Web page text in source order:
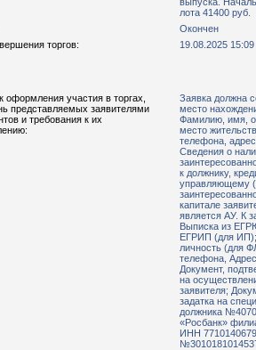
лота 41400 руб.
Окончен
торгов:
19.08.2025 15:09
оформления участия в торгах,
представляемых заявителями
и требования к их
Заявка должна
место
Фамилию, имя,
место
телефона,
Сведения о
к должнику,
управляющему
капитале
является АУ. К заявке должны прилагаться:
Выписка из
ЕГРИП (для ИП);
личность (для
телефона,
Документ,
на
заявителя;
задатка на
должника
«Росбанк»
ИНН